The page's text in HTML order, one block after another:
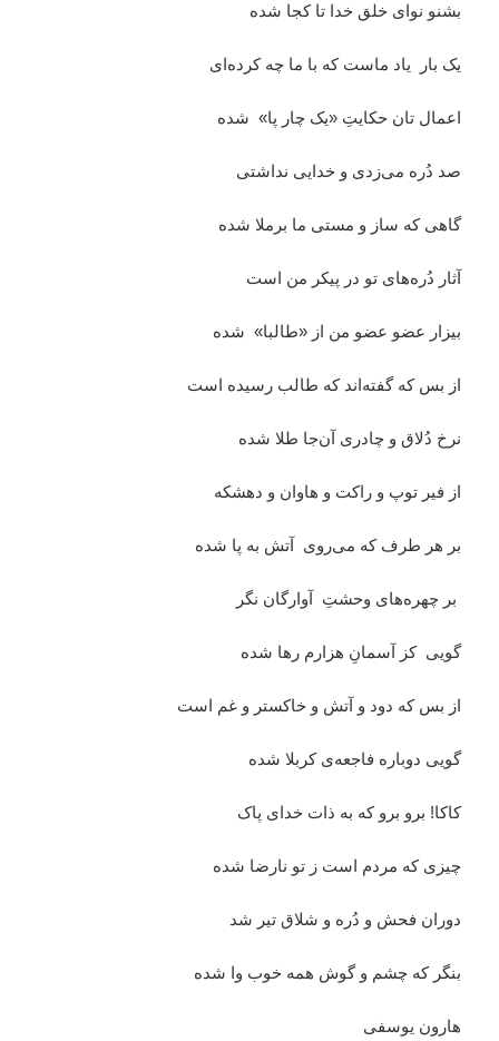
بشنو نوای خلق خدا تا کجا شده
یک بار یاد ماست که با ما چه کرده‌ای
اعمال تان حکایتِ «یک چار پا» شده
صد دُره می‌زدی و خدایی نداشتی
گاهی که ساز و مستی ما برملا شده
آثار دُره‌های تو در پیکر من است
بیزار عضو عضو من از «طالبا» شده
از بس که گفته‌اند که طالب رسیده است
نرخ دُلاق و چادری‌ آن‌جا طلا شده
از فیر توپ و راکت و هاوان و دهشکه
بر هر طرف که می‌روی آتش به پا شده
بر چهره‌های وحشتِ آوارگان نگر
گویی کز آسمانِ هزارم رها شده
از بس که دود و آتش و خاکستر و غم است
گویی دوباره فاجعه‌ی کربلا شده
کاکا! برو برو که به ذات خدای پاک
چیزی که مردم است ز تو نارضا شده
دوران فحش و دُره و شلاق تیر شد
بنگر که چشم و گوش همه خوب وا شده
هارون یوسفی